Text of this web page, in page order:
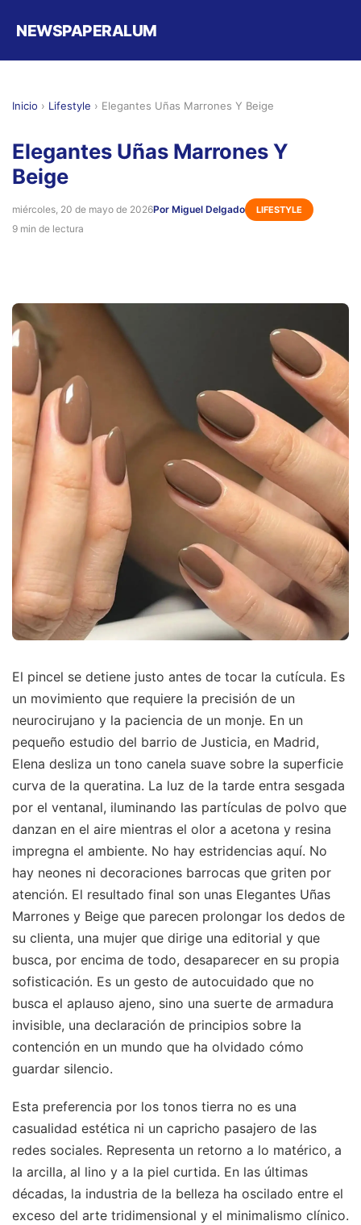
NEWSPAPERALUM
Inicio › Lifestyle › Elegantes Uñas Marrones Y Beige
Elegantes Uñas Marrones Y
Beige
miércoles, 20 de mayo de 2026Por Miguel Delgado LIFESTYLE
9 min de lectura
El pincel se detiene justo antes de tocar la cutícula. Es
un movimiento que requiere la precisión de un
neurocirujano y la paciencia de un monje. En un
pequeño estudio del barrio de Justicia, en Madrid,
Elena desliza un tono canela suave sobre la superficie
curva de la queratina. La luz de la tarde entra sesgada
por el ventanal, iluminando las partículas de polvo que
danzan en el aire mientras el olor a acetona y resina
impregna el ambiente. No hay estridencias aquí. No
hay neones ni decoraciones barrocas que griten por
atención. El resultado final son unas Elegantes Uñas
Marrones y Beige que parecen prolongar los dedos de
su clienta, una mujer que dirige una editorial y que
busca, por encima de todo, desaparecer en su propia
sofisticación. Es un gesto de autocuidado que no
busca el aplauso ajeno, sino una suerte de armadura
invisible, una declaración de principios sobre la
contención en un mundo que ha olvidado cómo
guardar silencio.
Esta preferencia por los tonos tierra no es una
casualidad estética ni un capricho pasajero de las
redes sociales. Representa un retorno a lo matérico, a
la arcilla, al lino y a la piel curtida. En las últimas
décadas, la industria de la belleza ha oscilado entre el
exceso del arte tridimensional y el minimalismo clínico.